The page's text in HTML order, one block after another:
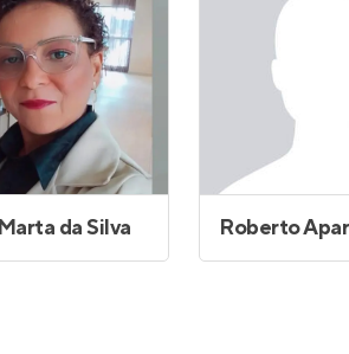
da Silva